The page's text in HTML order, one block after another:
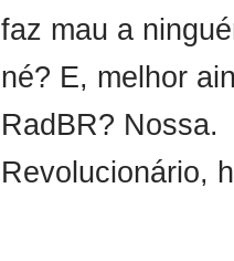
faz mau a
né? E, melhor
RadBR? Nossa.
Revolucionário,